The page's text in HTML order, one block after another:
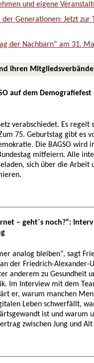
und eigene
Generationen: Jetzt zur
der Nachbarn“ am 31.
ihren
auf dem Demografiefest
verabschiedet. Es regelt
75. Geburtstag gibt es
Die BAGSO wird
mitfeiern. Alle
sich über die Arbeit
– geht´s noch?“:
analog bleiben“, sagt
der Friedrich-Alexander-
anderem zu Gesundheit
Im Interview mit dem
er, warum manchen
Leben schwerfällt,
ist und warum
zwischen Jung und